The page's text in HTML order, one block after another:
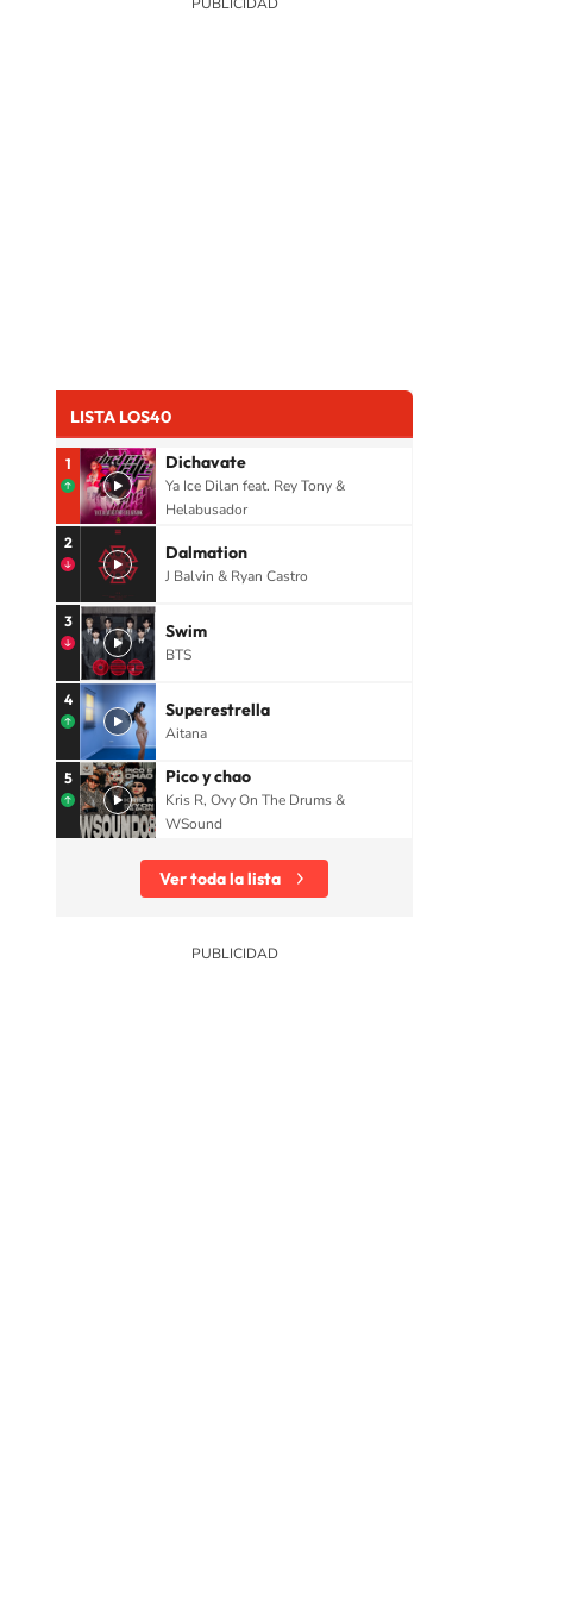
LISTA LOS40
1 Dichavate
Ya Ice Dilan feat. Rey Tony &
Helabusador
2 Dalmation
J Balvin & Ryan Castro
3 Swim
BTS
4 Superestrella
Aitana
5 Pico y chao
Kris R, Ovy On The Drums &
WSound
Ver toda la lista